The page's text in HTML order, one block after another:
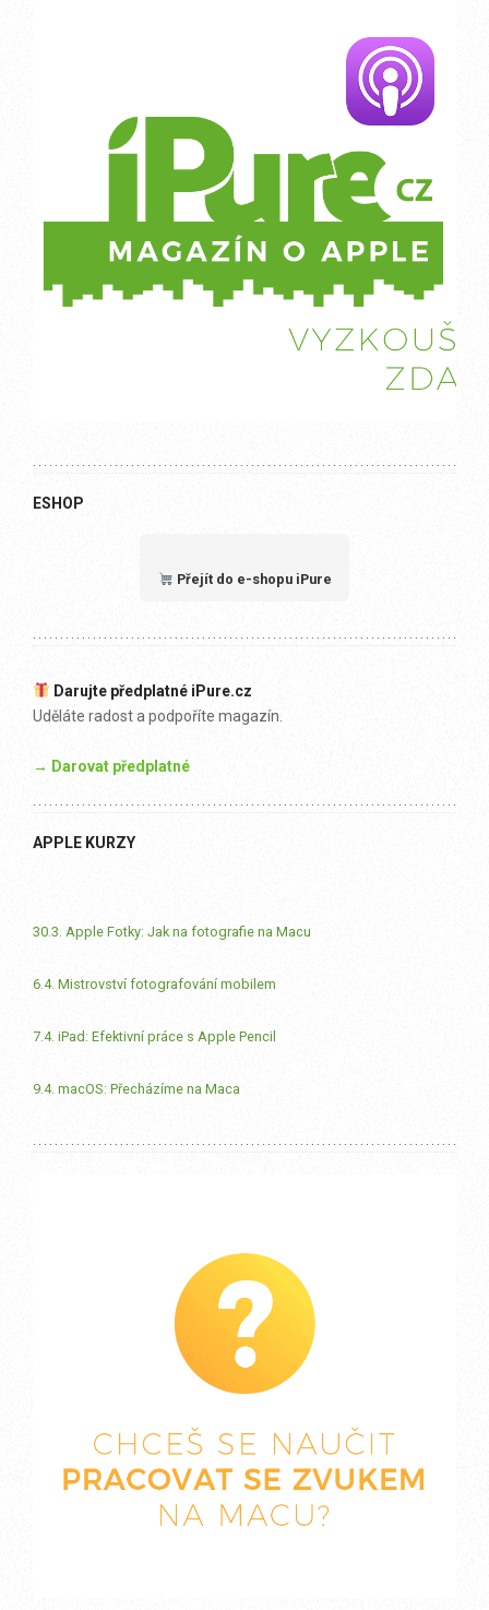
ESHOP
Přejít do e-shopu iPure
Darujte předplatné iPure.cz
Uděláte radost a podpoříte magazín.
→ Darovat předplatné
APPLE KURZY
30.3. Apple Fotky: Jak na fotografie na Macu
6.4. Mistrovství fotografování mobilem
7.4. iPad: Efektivní práce s Apple Pencil
9.4. macOS: Přecházíme na Maca